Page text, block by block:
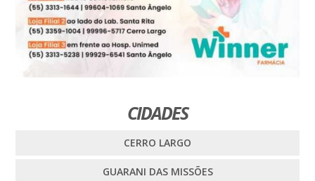
CIDADES
CERRO LARGO
GUARANI DAS MISSÕES